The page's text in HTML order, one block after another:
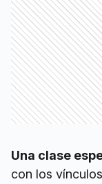
Una clase
con los